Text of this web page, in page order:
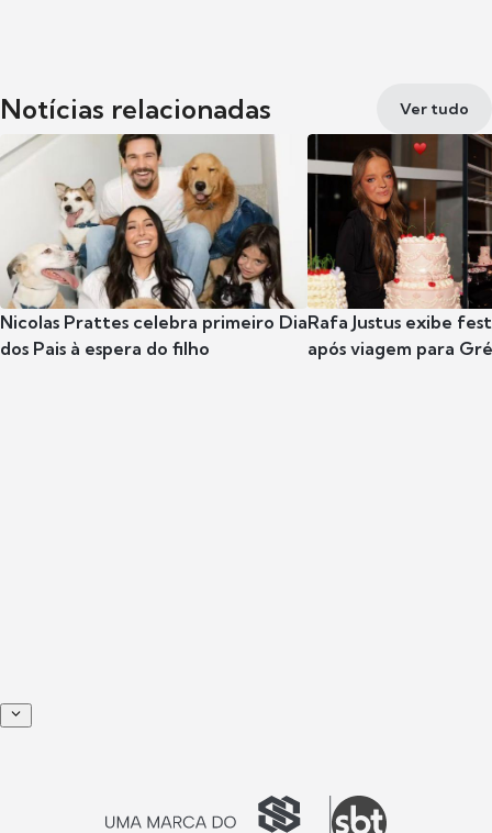
Notícias relacionadas Ver tudo
Nicolas Prattes celebra primeiro Dia
dos Pais à espera do filho
Rafa Justus exibe
após viagem para